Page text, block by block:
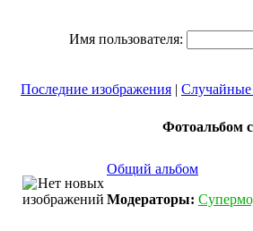
Имя пользователя:
Последние изображения | Случайные
Фотоальбом
Общий альбом
Модераторы: